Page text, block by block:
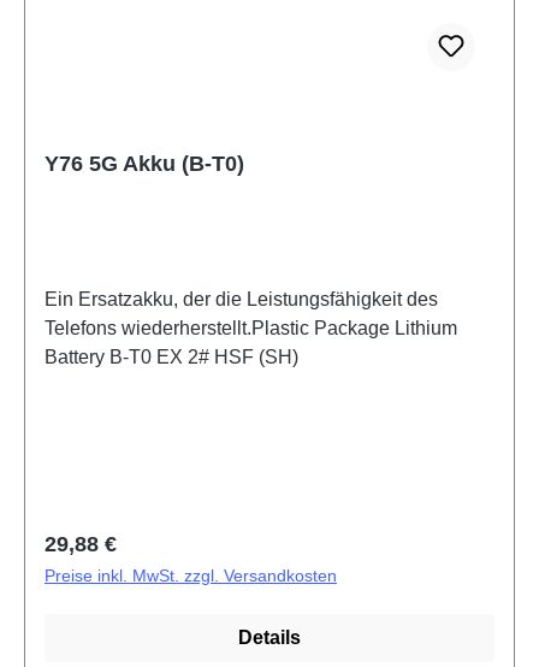
Y76 5G Akku (B-T0)
Ein Ersatzakku, der die Leistungsfähigkeit des
Telefons wiederherstellt.Plastic Package Lithium
Battery B-T0 EX 2# HSF (SH)
Regulärer Preis:
29,88 €
Preise inkl. MwSt. zzgl. Versandkosten
Details